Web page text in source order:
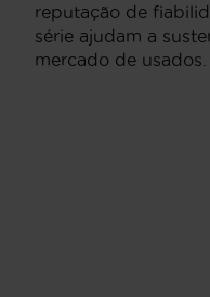
reputação de
série ajudam a
mercado de usados.